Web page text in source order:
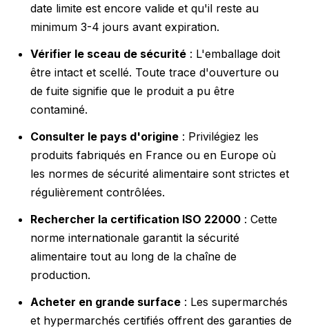
date limite est encore valide et qu'il reste au
minimum 3-4 jours avant expiration.
Vérifier le sceau de sécurité : L'emballage doit
être intact et scellé. Toute trace d'ouverture ou
de fuite signifie que le produit a pu être
contaminé.
Consulter le pays d'origine : Privilégiez les
produits fabriqués en France ou en Europe où
les normes de sécurité alimentaire sont strictes et
régulièrement contrôlées.
Rechercher la certification ISO 22000 : Cette
norme internationale garantit la sécurité
alimentaire tout au long de la chaîne de
production.
Acheter en grande surface : Les supermarchés
et hypermarchés certifiés offrent des garanties de